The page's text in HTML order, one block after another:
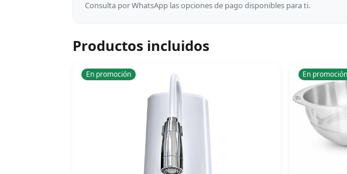
Consulta por WhatsApp las opciones de pago disponibles para ti.
Productos incluidos
En promoción En promoción